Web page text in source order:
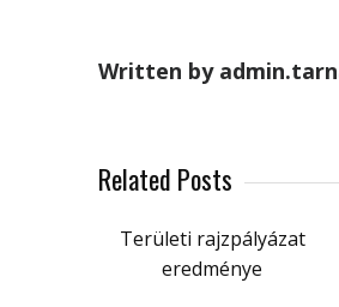
Written by
Related Posts
Területi rajzpályázat
eredménye